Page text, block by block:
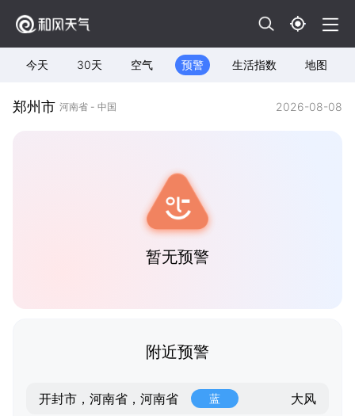
今天 30天 空气 预警 生活指数 地图
郑州市 河南省 - 中国 2026-08-08
暂无预警
附近预警
开封市，河南省，河南省 蓝 大风